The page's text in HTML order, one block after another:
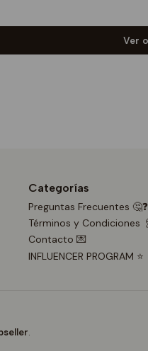
Ver
Categorías
Preguntas Frecuentes 🤔❓
Términos y Condiciones
Contacto 💌
INFLUENCER PROGRAM ⭐
.